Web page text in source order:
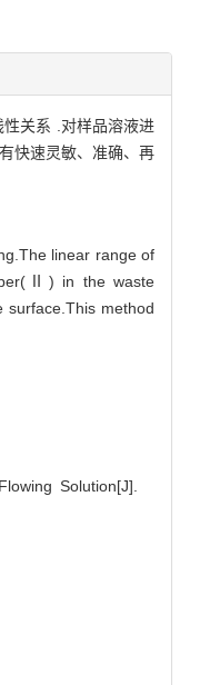
关系 .对样品溶液进
快速灵敏、准确、再
linear range of
in the waste
surface.This method
Solution[J].